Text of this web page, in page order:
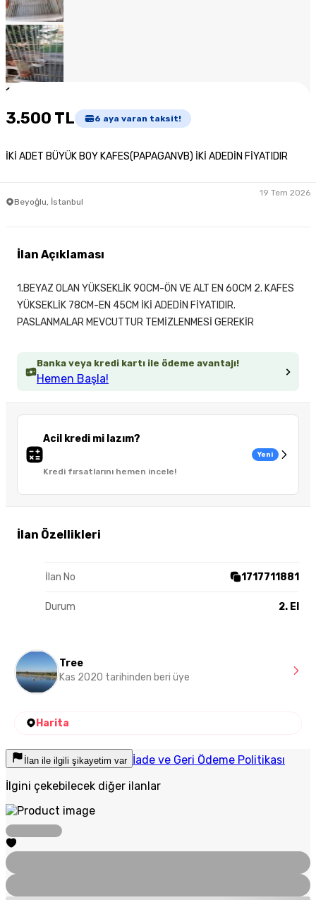
1
3.500 TL 6 aya varan taksit!
İKİ ADET BÜYÜK BOY KAFES(PAPAGANVB) İKİ ADEDİN FİYATIDIR
Beyoğlu, İstanbul
19 Tem 2026
Banka veya kredi kartı ile ödeme avantajı!
Hemen Başla!
Acil kredi mi lazım?
Kredi fırsatlarını hemen incele!
Yeni
İlan Özellikleri
İlan No 1717711881
Durum 2. El
İlan Açıklaması
1.BEYAZ OLAN YÜKSEKLİK 90CM-ÖN VE ALT EN 60CM 2. KAFES
YÜKSEKLİK 78CM-EN 45CM İKİ ADEDİN FİYATIDIR.
PASLANMALAR MEVCUTTUR TEMİZLENMESİ GEREKİR
Tree
Kas 2020 tarihinden beri üye
Harita
İlan ile ilgili şikayetim var İade ve Geri Ödeme Politikası
İlgini çekebilecek diğer ilanlar